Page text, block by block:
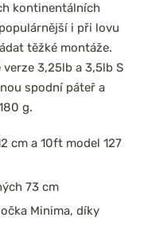
kontinentálních
i při lovu
těžké montáže.
3,25lb a 3,5lb S
spodní páteř a
g.
cm a 10ft model 127
73 cm
Minima, díky